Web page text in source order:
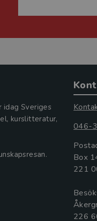
Sveriges
kurslitteratur,
046-
Box
221